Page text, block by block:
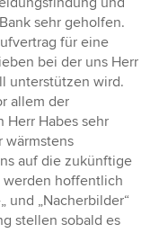
sehr geholfen.
für eine
bei der uns Herr
unterstützen wird.
allem der
Habes sehr
wärmstens
auf die zukünftige
werden hoffentlich
und „Nacherbilder“
stellen sobald es